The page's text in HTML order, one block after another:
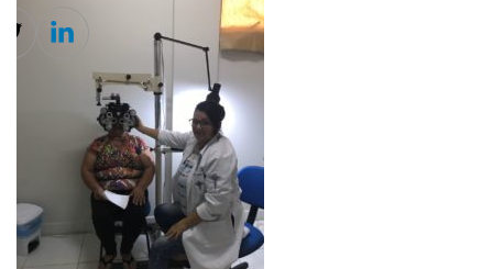
TwitterLinkedin